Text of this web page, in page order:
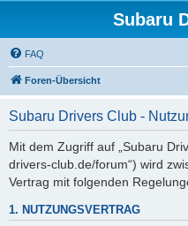
Subaru
FAQ
Foren-Übersicht
Subaru Drivers Club -
Mit dem Zugriff auf „Subaru
drivers-club.de/forum“) wird
Vertrag mit folgenden
1. NUTZUNGSVERTRAG